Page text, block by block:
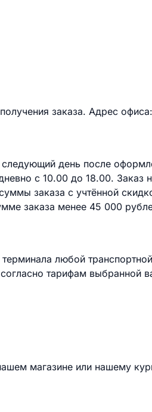
заказа. Адрес
день после
с 10.00 до 18.00.
заказа с учтённой
заказа менее 45 000
любой
тарифам выбранной
магазине или нашему